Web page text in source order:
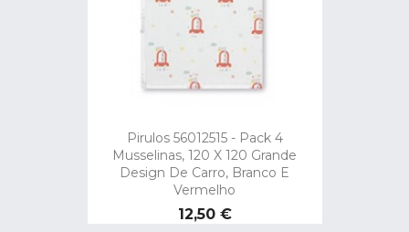
Pirulos 56012515 - Pack 4
Musselinas, 120 X 120 Grande
Design De Carro, Branco E
Vermelho
Preço
12,50 €